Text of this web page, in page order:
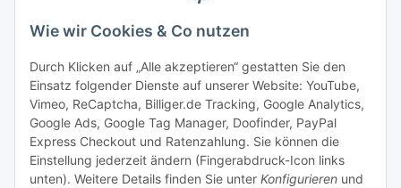
Wie wir Cookies & Co nutzen
Durch Klicken auf „Alle akzeptieren“ gestatten Sie den
Einsatz folgender Dienste auf unserer Website: YouTube,
Vimeo, ReCaptcha, Billiger.de Tracking, Google Analytics,
Google Ads, Google Tag Manager, Doofinder, PayPal
Express Checkout und Ratenzahlung. Sie können die
Einstellung jederzeit ändern (Fingerabdruck-Icon links
unten). Weitere Details finden Sie unter Konfigurieren und
Zahlung & Versand
Versandinformationen